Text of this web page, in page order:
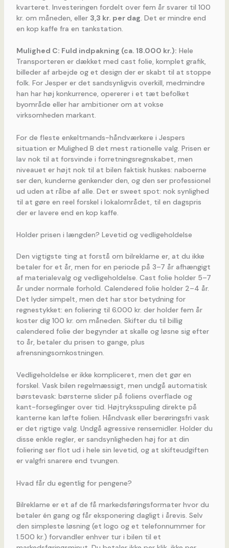
kvarteret. Investeringen fordelt over fem år svarer til 100
kr. om måneden, eller 3,3 kr. per dag. Det er mindre end
en kop kaffe fra en tankstation.
Mulighed C: Fuld indpakning (ca. 18.000 kr.): Hele
Transporteren er dækket med cast folie, komplet grafik,
billeder af arbejde og et design der er skabt til at stoppe
folk. For Jesper er det sandsynligvis overkill, medmindre
han har høj konkurrence, opererer i et tæt befolket
byområde eller har ambitioner om at vokse
virksomheden markant.
For de fleste enkeltmands-håndværkere i Jespers
situation er Mulighed B det mest rationelle valg. Prisen er
lav nok til at forsvinde i forretningsregnskabet, men
niveauet er højt nok til at bilen faktisk huskes: naboerne
ser den, kunderne genkender den, og den ser professionel
ud uden at råbe af alle. Det er sweet spot: nok synlighed
til at gøre en reel forskel i lokalområdet, til en dagspris
der er lavere end en kop kaffe.
Holder prisen i længden? Levetid og vedligeholdelse
Den vigtigste ting at forstå om bilreklame er, at du ikke
betaler for et år, men for en periode på 3–7 år afhængigt
af materialevalg og vedligeholdelse. Cast folie holder 5–7
år under normale forhold. Calendered folie holder 2–4 år.
Det lyder simpelt, men det har stor betydning for
regnestykket: en foliering til 6.000 kr. der holder fem år
koster dig 100 kr. om måneden. Skifter du til billig
calendered folie der begynder at skalle og løsne sig efter
to år, betaler du prisen to gange, plus
afrensningsomkostningen.
Vedligeholdelse er ikke kompliceret, men det gør en
forskel. Vask bilen regelmæssigt, men undgå automatisk
børstevask: børsterne slider på foliens overflade og
kant-forseglinger over tid. Højtryksspuling direkte på
kanterne kan løfte folien. Håndvask eller berøringsfri vask
er det rigtige valg. Undgå agressive rensemidler. Holder du
disse enkle regler, er sandsynligheden høj for at din
foliering ser flot ud i hele sin levetid, og at skifteudgiften
er valgfri snarere end tvungen.
Hvad får du egentlig for pengene?
Bilreklame er et af de få markedsføringsformater hvor du
betaler én gang og får eksponering dagligt i årevis. Selv
den simpleste løsning (et logo og et telefonnummer for
1.500 kr.) forvandler enhver tur i bilen til et